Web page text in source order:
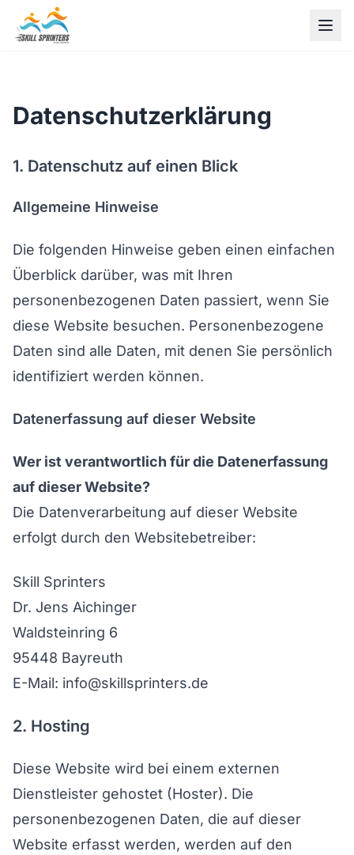
Datenschutzerklärung
1. Datenschutz auf einen Blick
Allgemeine Hinweise
Die folgenden Hinweise geben einen einfachen
Überblick darüber, was mit Ihren
personenbezogenen Daten passiert, wenn Sie
diese Website besuchen. Personenbezogene
Daten sind alle Daten, mit denen Sie persönlich
identifiziert werden können.
Datenerfassung auf dieser Website
Wer ist verantwortlich für die Datenerfassung
auf dieser Website?
Die Datenverarbeitung auf dieser Website
erfolgt durch den Websitebetreiber:
Skill Sprinters
Dr. Jens Aichinger
Waldsteinring 6
95448 Bayreuth
E-Mail: info@skillsprinters.de
2. Hosting
Diese Website wird bei einem externen
Dienstleister gehostet (Hoster). Die
personenbezogenen Daten, die auf dieser
Website erfasst werden, werden auf den